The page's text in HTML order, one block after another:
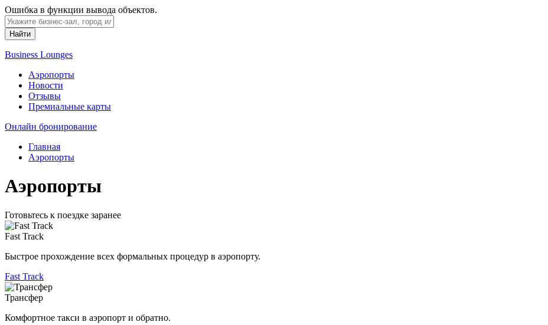
Ошибка в функции вывода объектов.
Найти
Business Lounges
Аэропорты
Новости
Отзывы
Премиальные карты
Онлайн бронирование
Главная
Аэропорты
Аэропорты
Готовьтесь к поездке заранее
Fast Track
Быстрое прохождение всех формальных процедур в аэропорту.
Fast Track
Трансфер
Комфортное такси в аэропорт и обратно.